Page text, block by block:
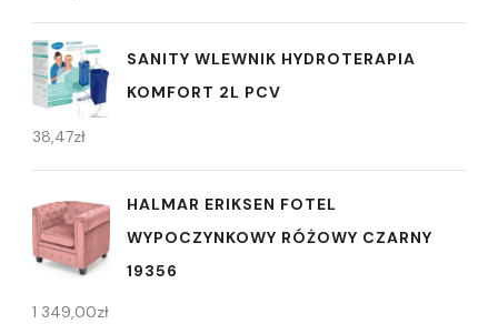
SANITY WLEWNIK HYDROTERAPIA
KOMFORT 2L PCV
38,47zł
HALMAR ERIKSEN FOTEL
WYPOCZYNKOWY RÓŻOWY CZARNY
19356
1 349,00zł